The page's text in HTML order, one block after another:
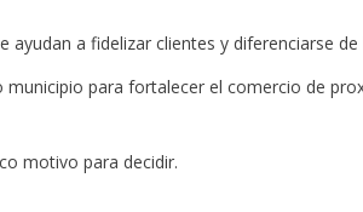
a fidelizar clientes y diferenciarse
para fortalecer el comercio de
motivo para decidir.